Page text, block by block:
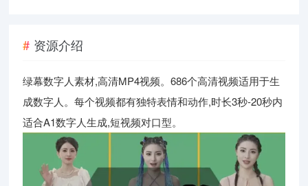
资源介绍
绿幕数字人素材,高清MP4视频。686个高清视频适用于生
成数字人。每个视频都有独特表情和动作,时长3秒-20秒内
适合A1数字人生成,短视频对口型。